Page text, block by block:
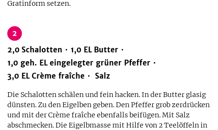
Gratinform setzen.
2
2,0 Schalotten 1,0 EL Butter
1,0 geh. EL eingelegter grüner Pfeffer
3,0 EL Crème fraîche Salz
Die Schalotten schälen und fein hacken. In der Butter glasig
dünsten. Zu den Eigelben geben. Den Pfeffer grob zerdrücken
und mit der Crème fraîche ebenfalls beifügen. Mit Salz
abschmecken. Die Eigelbmasse mit Hilfe von 2 Teelöffeln in